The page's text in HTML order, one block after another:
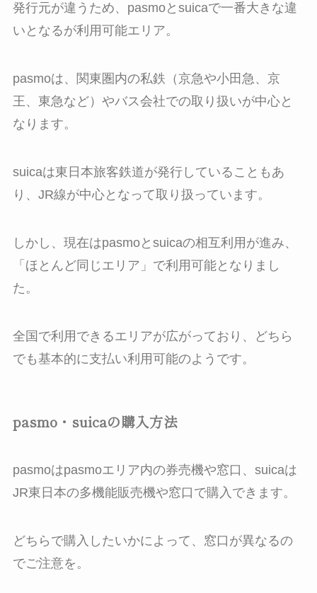
発行元が違うため、pasmoとsuicaで一番大きな違
いとなるが利用可能エリア。
pasmoは、関東圏内の私鉄（京急や小田急、京
王、東急など）やバス会社での取り扱いが中心と
なります。
suicaは東日本旅客鉄道が発行していることもあ
り、JR線が中心となって取り扱っています。
しかし、現在はpasmoとsuicaの相互利用が進み、
「ほとんど同じエリア」で利用可能となりまし
た。
全国で利用できるエリアが広がっており、どちら
でも基本的に支払い利用可能のようです。
pasmo・suicaの購入方法
pasmoはpasmoエリア内の券売機や窓口、suicaは
JR東日本の多機能販売機や窓口で購入できます。
どちらで購入したいかによって、窓口が異なるの
でご注意を。